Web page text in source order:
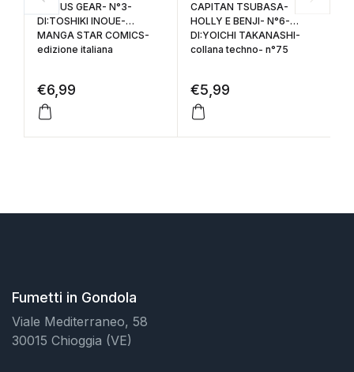
MEBIUS GEAR- N°3-
DI:TOSHIKI INOUE-
MANGA STAR COMICS-
edizione italiana
€6,99
CAPITAN TSUBASA-
HOLLY E BENJI- N°6-
DI:YOICHI TAKANASHI-
collana techno- n°75
€5,99
Fumetti in Gondola
Viale Mediterraneo, 58
30015 Chioggia (VE)